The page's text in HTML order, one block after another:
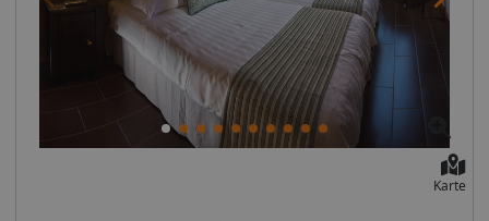
Landschaften können Sie in einem gemütlichen
Ambiente mit tollen Aussichten in verschiedenen
Restaurants und Cafés verweilen und jeden Tag aufs
Neue die Vielfältigkeit des Tierparadieses entdecken. Es
erwarten Sie außerdem eine faszinierende
Unterwasserwelt, attraktive Shows, seltene
Karte